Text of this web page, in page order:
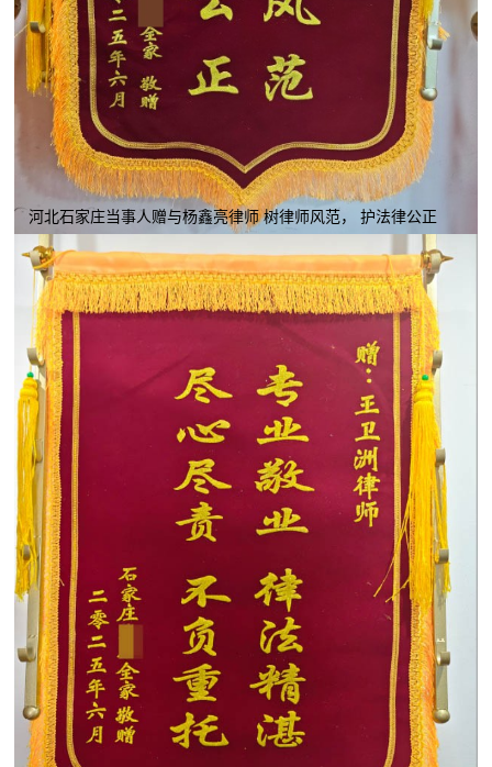
河北石家庄当事人赠与杨鑫亮律师 树律师风范， 护法律公正